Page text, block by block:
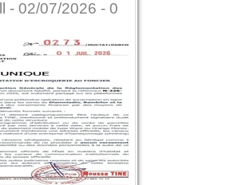
- 02/07/2026 - 0